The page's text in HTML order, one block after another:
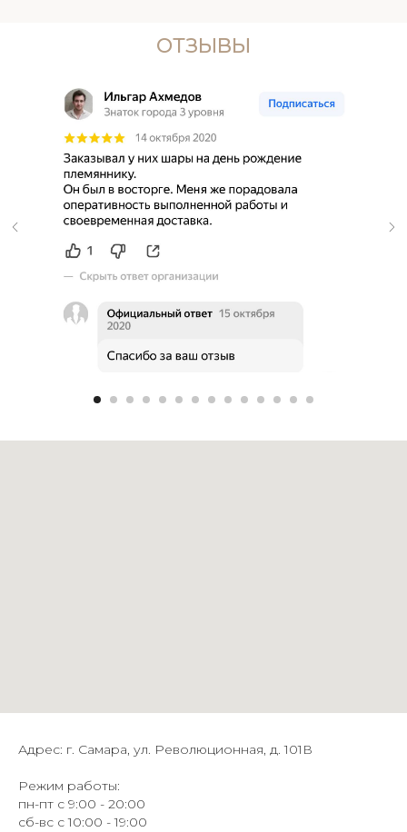
ОТЗЫВЫ
Адрес: г. Самара, ул. Революционная, д. 101В
Режим работы:
пн-пт с 9:00 - 20:00
сб-вс с 10:00 - 19:00